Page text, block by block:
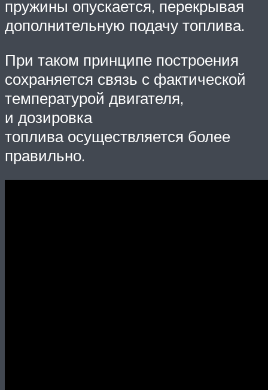
пружины опускается, перекрывая
дополнительную подачу топлива.
При таком принципе построения
сохраняется связь с фактической
температурой двигателя,
и дозировка
топлива осуществляется более
правильно.